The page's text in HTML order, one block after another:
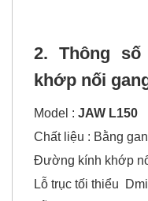
2. Thông
khớp nối
Model : JAW L150
Chất liệu : Bằng
Đường kính khớp
Lỗ trục tối thiểu